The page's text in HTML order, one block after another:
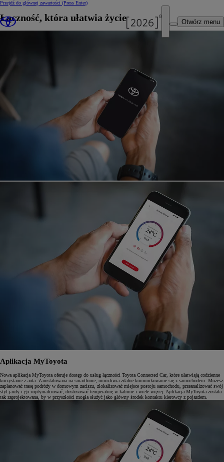
Przejdź do głównej zawartości (Press Enter)
Otwórz menu
Łączność, która ułatwia życie
Aplikacja MyToyota
Nowa aplikacja MyToyota oferuje dostęp do usług łączności Toyota Connected Car, które ułatwiają codzienne
korzystanie z auta. Zainstalowana na smartfonie, umożliwia zdalne komunikowanie się z samochodem. Możesz
zaplanować trasę podróży w domowym zaciszu, zlokalizować miejsce postoju samochodu, przeanalizować swój
styl jazdy i go zoptymalizować, dostosować temperaturę w kabinie i wiele więcej. Aplikacja MyToyota została
tak zaprojektowana, by w przyszłości mogła służyć jako główny środek kontaktu kierowcy z pojazdem.